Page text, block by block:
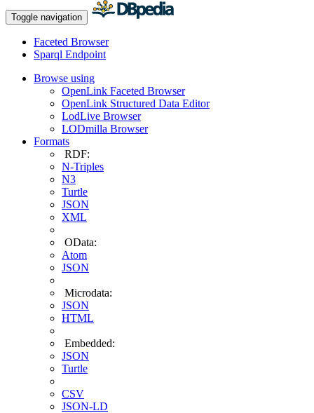
Toggle navigation
Faceted Browser
Sparql Endpoint
Browse using
OpenLink Faceted Browser
OpenLink Structured Data Editor
LodLive Browser
LODmilla Browser
Formats
RDF:
N-Triples
N3
Turtle
JSON
XML
OData:
Atom
JSON
Microdata:
JSON
HTML
Embedded:
JSON
Turtle
CSV
JSON-LD